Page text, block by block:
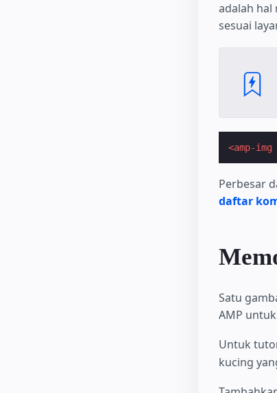
adalah
sesuai
<amp-img
Perbesar
daftar
Satu
AMP
Untuk
kucing